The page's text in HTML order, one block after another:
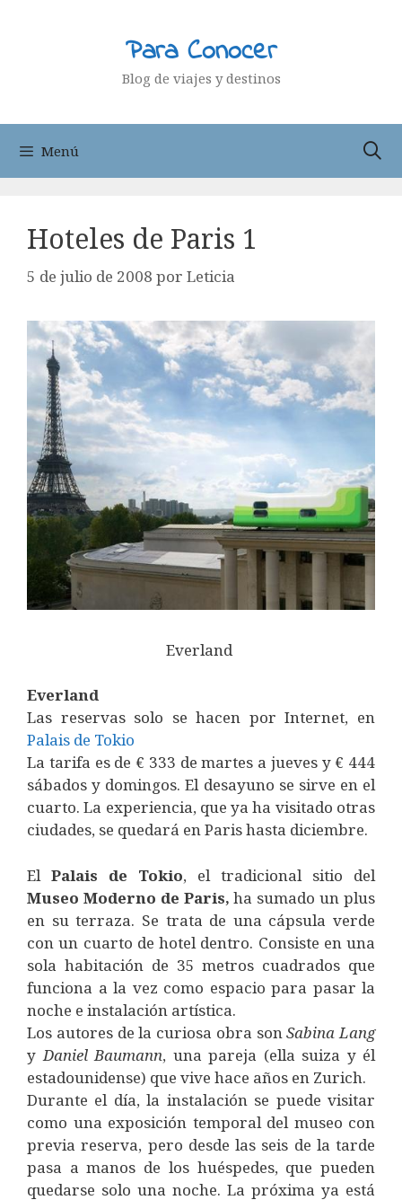
Para Conocer
Blog de viajes y destinos
Menú
Hoteles de Paris 1
5 de julio de 2008 por Leticia
Everland
Everland
Las reservas solo se hacen por Internet, en
Palais de Tokio
La tarifa es de € 333 de martes a jueves y € 444
sábados y domingos. El desayuno se sirve en el
cuarto. La experiencia, que ya ha visitado otras
ciudades, se quedará en Paris hasta diciembre.
El Palais de Tokio, el tradicional sitio del
Museo Moderno de Paris,ha sumado un plus
en su terraza. Se trata de una cápsula verde
con un cuarto de hotel dentro. Consiste en una
sola habitación de 35 metros cuadrados que
funciona a la vez como espacio para pasar la
noche e instalación artística.
Los autores de la curiosa obra sonSabina Lang
yDaniel Baumann, una pareja (ella suiza y él
estadounidense) que vive hace años en Zurich.
Durante el día, la instalación se puede visitar
como una exposición temporal del museo con
previa reserva, pero desde las seis de la tarde
pasa a manos de los huéspedes, que pueden
quedarse solo una noche. La próxima ya está